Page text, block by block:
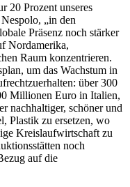
20 Prozent unseres
„in den
Präsenz noch stärker
Nordamerika,
Raum konzentrieren.
um das Wachstum in
über 300
Millionen Euro in Italien,
nachhaltiger, schöner und
Plastik zu ersetzen, wo
Kreislaufwirtschaft zu
noch
auf die